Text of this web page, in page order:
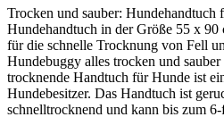
Trocken und sauber: Hundehandtuch
Hundehandtuch in der Größe 55 x 90
für die schnelle Trocknung von Fell
Hundebuggy alles trocken und
trocknende Handtuch für Hunde ist
Hundebesitzer. Das Handtuch ist
schnelltrocknend und kann bis zum